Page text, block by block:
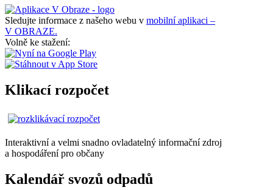
Sledujte informace z našeho webu v mobilní aplikaci –
V OBRAZE.
Volně ke stažení:
Klikací rozpočet
Interaktivní a velmi snadno ovladatelný informační zdroj
a hospodáření pro občany
Kalendář svozů odpadů